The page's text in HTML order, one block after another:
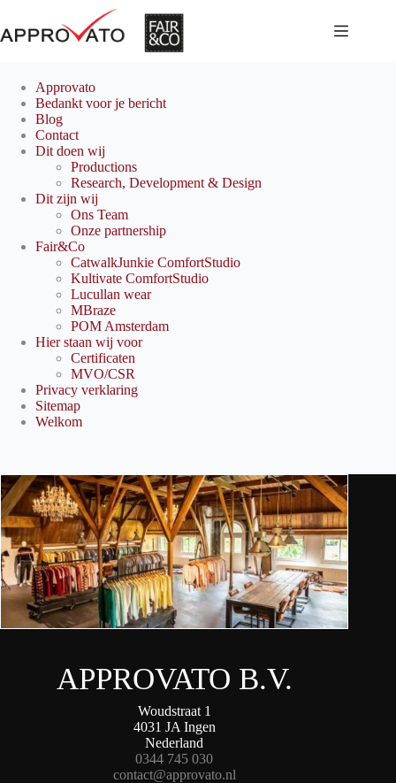
de
Approvato
Bedankt voor je bericht
Blog
Contact
Dit doen wij
Productions
Research, Development & Design
Dit zijn wij
Ons Team
Onze partnership
Fair&Co
CatwalkJunkie ComfortStudio
Kultivate ComfortStudio
Lucullan wear
MBraze
POM Amsterdam
Hier staan wij voor
Certificaten
MVO/CSR
Privacy verklaring
Sitemap
Welkom
APPROVATO B.V.
Woudstraat 1
4031 JA Ingen
Nederland
0344 745 030
contact@approvato.nl